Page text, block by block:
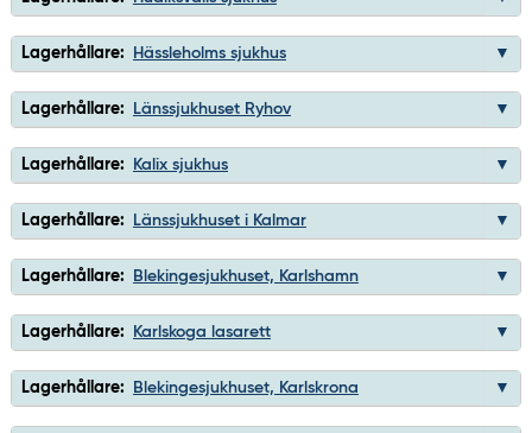
Lagerhållare: Hässleholms sjukhus
Lagerhållare: Länssjukhuset Ryhov
Lagerhållare: Kalix sjukhus
Lagerhållare: Länssjukhuset i Kalmar
Lagerhållare: Blekingesjukhuset, Karlshamn
Lagerhållare: Karlskoga lasarett
Lagerhållare: Blekingesjukhuset, Karlskrona